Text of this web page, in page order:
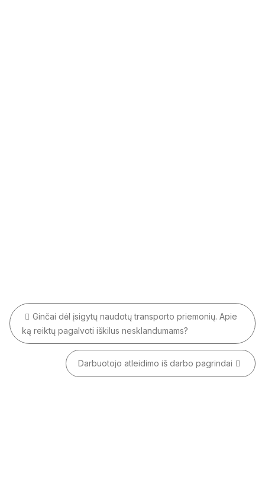
Navigacija
tarp
įrašų
Ginčai dėl įsigytų naudotų transporto priemonių. Apie
ką reiktų pagalvoti iškilus nesklandumams?
Darbuotojo atleidimo iš darbo pagrindai